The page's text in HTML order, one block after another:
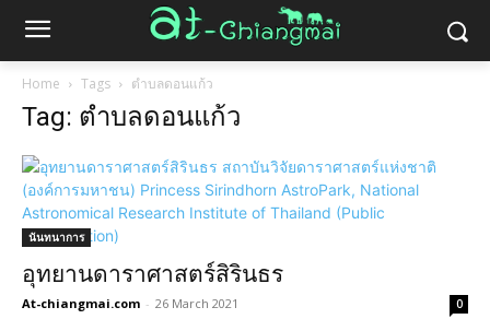
Home Tags ตำบลดอนแก้ว
Tag: ตำบลดอนแก้ว
นันทนาการ
อุทยานดาราศาสตร์สิรินธร
At-chiangmai.com - 26 March 2021 0